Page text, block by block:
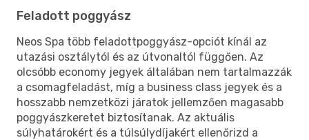
Feladott poggyász
Neos Spa több feladottpoggyász-opciót kínál az
utazási osztálytól és az útvonaltól függően. Az
olcsóbb economy jegyek általában nem tartalmazzák
a csomagfeladást, míg a business class jegyek és a
hosszabb nemzetközi járatok jellemzően magasabb
poggyászkeretet biztosítanak. Az aktuális
súlyhatárokért és a túlsúlydíjakért ellenőrizd a